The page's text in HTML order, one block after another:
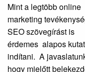
Mint a legtöbb online
marketing
SEO szövegírást is
érdemes alapos
indítani. A
hogy mielőtt